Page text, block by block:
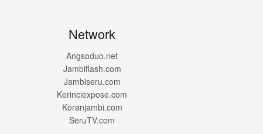
Network
Angsoduo.net
Jambiflash.com
Jambiseru.com
Kerinciexpose.com
Koranjambi.com
SeruTV.com